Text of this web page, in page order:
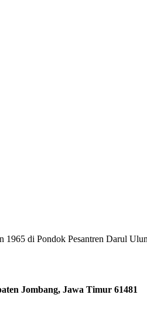
di Pondok Pesantren Darul
Jombang, Jawa Timur 61481